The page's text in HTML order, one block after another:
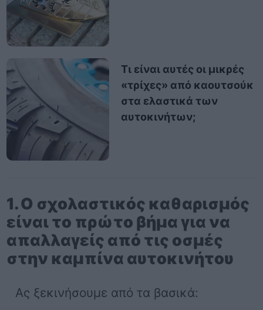
Τι είναι αυτές οι μικρές
«τρίχες» από καουτσούκ
στα ελαστικά των
αυτοκινήτων;
1. Ο σχολαστικός καθαρισμός
είναι το πρώτο βήμα για να
απαλλαγείς από τις οσμές
στην καμπίνα αυτοκινήτου
Ας ξεκινήσουμε από τα βασικά: